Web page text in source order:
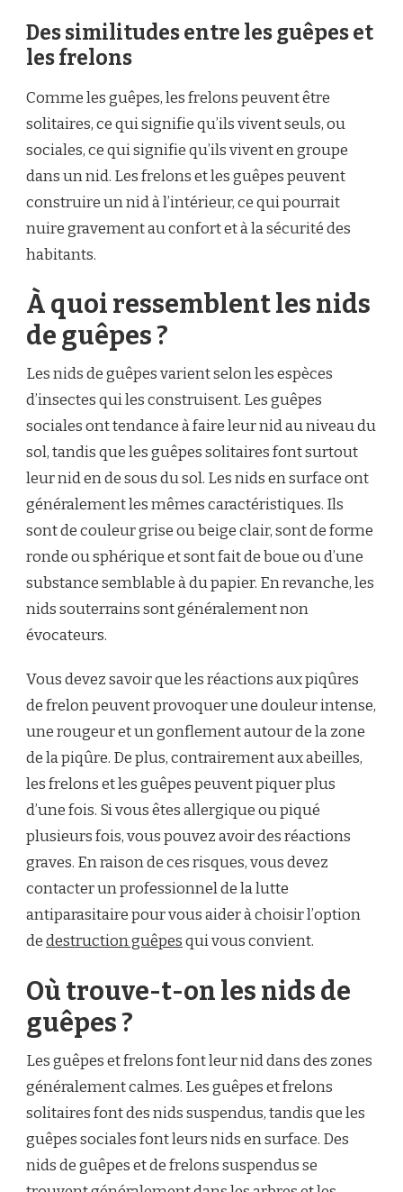
Des similitudes entre les guêpes et
les frelons
Comme les guêpes, les frelons peuvent être
solitaires, ce qui signifie qu’ils vivent seuls, ou
sociales, ce qui signifie qu’ils vivent en groupe
dans un nid. Les frelons et les guêpes peuvent
construire un nid à l’intérieur, ce qui pourrait
nuire gravement au confort et à la sécurité des
habitants.
À quoi ressemblent les nids
de guêpes ?
Les nids de guêpes varient selon les espèces
d’insectes qui les construisent. Les guêpes
sociales ont tendance à faire leur nid au niveau du
sol, tandis que les guêpes solitaires font surtout
leur nid en de sous du sol. Les nids en surface ont
généralement les mêmes caractéristiques. Ils
sont de couleur grise ou beige clair, sont de forme
ronde ou sphérique et sont fait de boue ou d’une
substance semblable à du papier. En revanche, les
nids souterrains sont généralement non
évocateurs.
Vous devez savoir que les réactions aux piqûres
de frelon peuvent provoquer une douleur intense,
une rougeur et un gonflement autour de la zone
de la piqûre. De plus, contrairement aux abeilles,
les frelons et les guêpes peuvent piquer plus
d’une fois. Si vous êtes allergique ou piqué
plusieurs fois, vous pouvez avoir des réactions
graves. En raison de ces risques, vous devez
contacter un professionnel de la lutte
antiparasitaire pour vous aider à choisir l’option
dedestruction guêpesqui vous convient.
Où trouve-t-on les nids de
guêpes ?
Les guêpes et frelons font leur nid dans des zones
généralement calmes. Les guêpes et frelons
solitaires font des nids suspendus, tandis que les
guêpes sociales font leurs nids en surface. Des
nids de guêpes et de frelons suspendus se